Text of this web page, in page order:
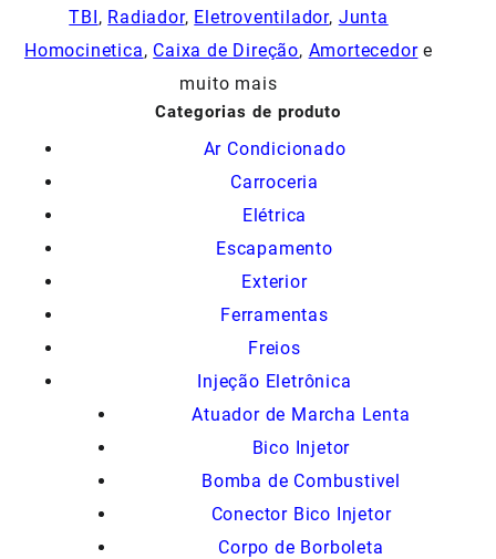
TBI , Radiador, Eletroventilador, Junta
Homocinetica, Caixa de Direção, Amortecedore
muito mais
Categorias de produto
Ar Condicionado
Carroceria
Elétrica
Escapamento
Exterior
Ferramentas
Freios
Injeção Eletrônica
Atuador de Marcha Lenta
Bico Injetor
Bomba de Combustivel
Conector Bico Injetor
Corpo de Borboleta